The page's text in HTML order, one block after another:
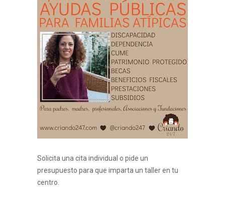
Solicita una cita individual o pide un
presupuesto para que imparta un taller en tu
centro.